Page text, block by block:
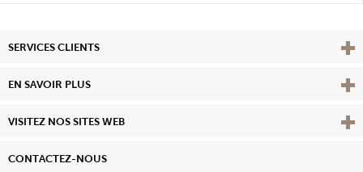
SERVICES CLIENTS
EN SAVOIR PLUS View
VISITEZ NOS SITES WEB
CONTACTEZ-NOUS